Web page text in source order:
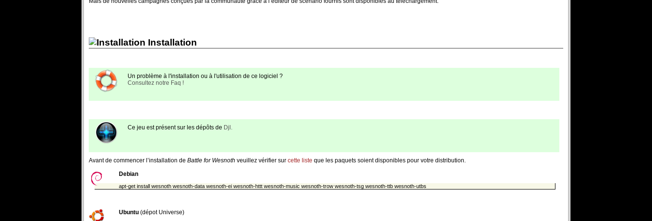
Installation
Un problème à l'installation ou à l'utilisation de ce logiciel ?
Consultez notre Faq !
Ce jeu est présent sur les dépôts de Djl.
Avant de commencer l’installation de Battle for Wesnoth veuillez vérifier sur cette liste que les paquets soient disponibles pour votre distribution.
Debian
apt-get install wesnoth wesnoth-data wesnoth-ei wesnoth-httt wesnoth-music wesnoth-trow wesnoth-tsg wesnoth-ttb wesnoth-utbs
Ubuntu (dépot Universe)